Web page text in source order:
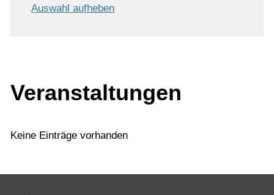
Auswahl aufheben
Veranstaltungen
Keine Einträge vorhanden